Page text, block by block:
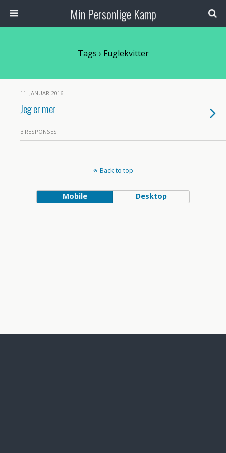
Min Personlige Kamp
Tags › Fuglekvitter
11. JANUAR 2016
Jeg er mer
3 RESPONSES
Back to top
Mobile Desktop